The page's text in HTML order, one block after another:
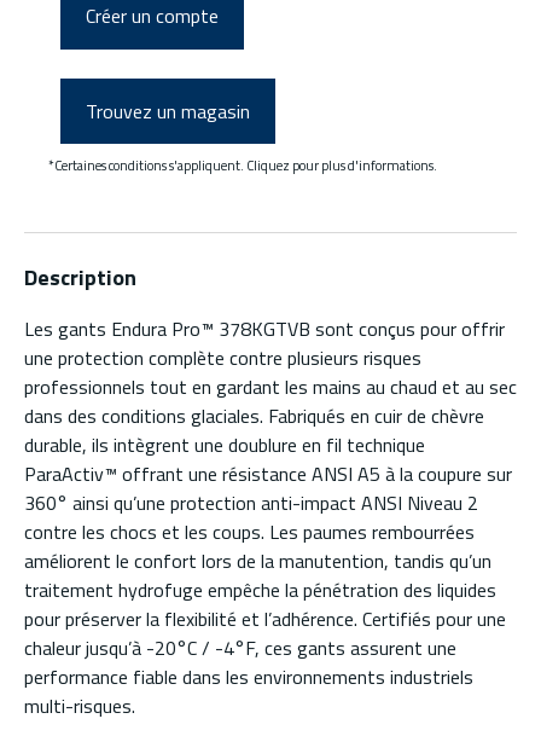
Créer un compte
Trouvez un magasin
*Certaines conditions s'appliquent. Cliquez pour plus d'informations.
Description
Les gants Endura Pro™ 378KGTVB sont conçus pour offrir
une protection complète contre plusieurs risques
professionnels tout en gardant les mains au chaud et au sec
dans des conditions glaciales. Fabriqués en cuir de chèvre
durable, ils intègrent une doublure en fil technique
ParaActiv™ offrant une résistance ANSI A5 à la coupure sur
360° ainsi qu’une protection anti-impact ANSI Niveau 2
contre les chocs et les coups. Les paumes rembourrées
améliorent le confort lors de la manutention, tandis qu’un
traitement hydrofuge empêche la pénétration des liquides
pour préserver la flexibilité et l’adhérence. Certifiés pour une
chaleur jusqu’à -20°C / -4°F, ces gants assurent une
performance fiable dans les environnements industriels
multi-risques.